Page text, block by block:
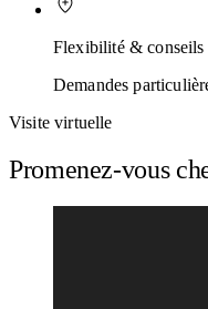
Flexibilité & conseils
Demandes
Visite virtuelle
Promenez-vous